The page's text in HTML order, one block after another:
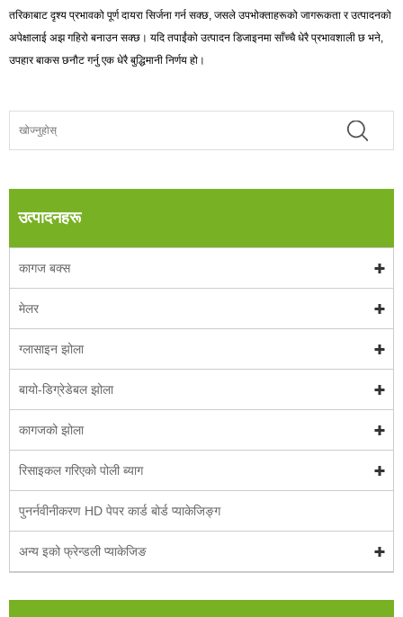
तरिकाबाट दृश्य प्रभावको पूर्ण दायरा सिर्जना गर्न सक्छ, जसले उपभोक्ताहरूको जागरूकता र उत्पादनको
अपेक्षालाई अझ गहिरो बनाउन सक्छ। यदि तपाईंको उत्पादन डिजाइनमा साँच्चै धेरै प्रभावशाली छ भने,
उपहार बाकस छनौट गर्नु एक धेरै बुद्धिमानी निर्णय हो।
उत्पादनहरू
कागज बक्स
मेलर
ग्लासाइन झोला
बायो-डिग्रेडेबल झोला
कागजको झोला
रिसाइकल गरिएको पोली ब्याग
पुनर्नवीनीकरण HD पेपर कार्ड बोर्ड प्याकेजिङ्ग
अन्य इको फ्रेन्डली प्याकेजिङ